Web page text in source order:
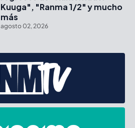
Kuuga", "Ranma 1/2" y mucho
más
agosto 02, 2026